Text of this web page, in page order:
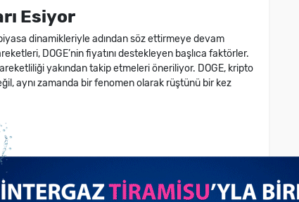
Esiyor
dinamikleriyle adından söz ettirmeye devam
DOGE’nin fiyatını destekleyen başlıca faktörler.
yakından takip etmeleri öneriliyor. DOGE, kripto
aynı zamanda bir fenomen olarak rüştünü bir kez